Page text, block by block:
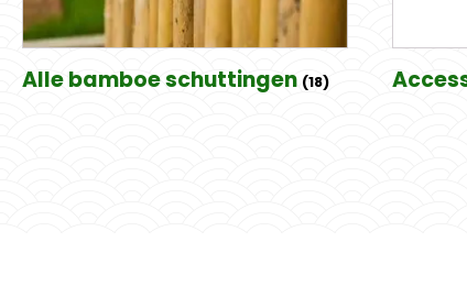
Alle bamboe schuttingen (18)